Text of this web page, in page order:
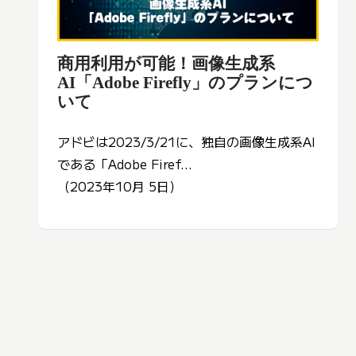
商用利用が可能！画像生成系
AI「Adobe Firefly」のプランにつ
いて
アドビは2023/3/21に、独自の画像生成系AI
である「Adobe Firef...
（2023年10月 5日）